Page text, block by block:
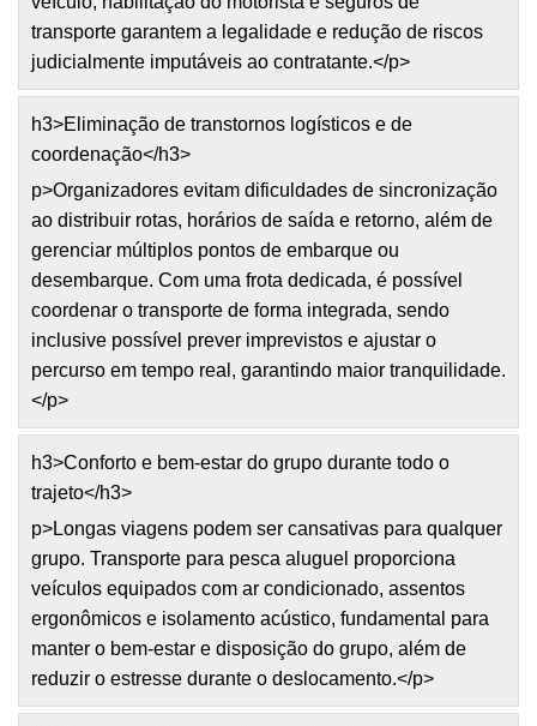
transporte garantem a legalidade e redução de riscos
judicialmente imputáveis ao contratante.</p>
h3>Eliminação de transtornos logísticos e de
coordenação</h3>
p>Organizadores evitam dificuldades de sincronização
ao distribuir rotas, horários de saída e retorno, além de
gerenciar múltiplos pontos de embarque ou
desembarque. Com uma frota dedicada, é possível
coordenar o transporte de forma integrada, sendo
inclusive possível prever imprevistos e ajustar o
percurso em tempo real, garantindo maior tranquilidade.
</p>
h3>Conforto e bem-estar do grupo durante todo o
trajeto</h3>
p>Longas viagens podem ser cansativas para qualquer
grupo. Transporte para pesca aluguel proporciona
veículos equipados com ar condicionado, assentos
ergonômicos e isolamento acústico, fundamental para
manter o bem-estar e disposição do grupo, além de
reduzir o estresse durante o deslocamento.</p>